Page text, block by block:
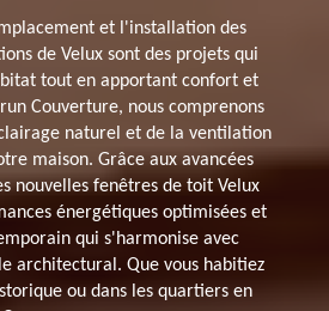
et l'installation des
de Velux sont des projets qui
tout en apportant confort et
Couverture, nous comprenons
naturel et de la ventilation
maison. Grâce aux avancées
nouvelles fenêtres de toit Velux
énergétiques optimisées et
qui s'harmonise avec
architectural. Que vous habitiez
ou dans les quartiers en